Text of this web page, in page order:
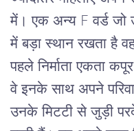
में। एक अन्य F वर्ड जो
में बड़ा स्थान रखता है
पहले निर्माता एकता कपूर
वे इनके साथ अपने
उनके मिटटी से जुड़ी